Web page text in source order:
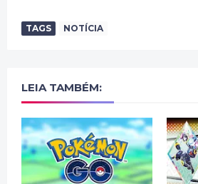
TAGS NOTÍCIA
LEIA TAMBÉM: